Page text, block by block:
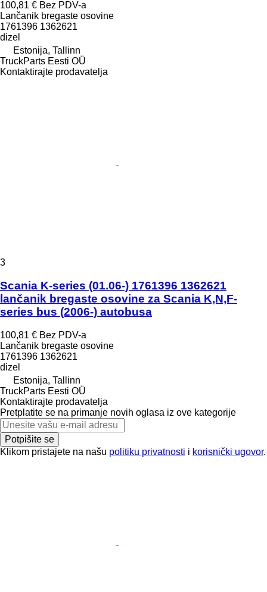
100,81 € Bez PDV-a
Lančanik bregaste osovine
1761396 1362621
dizel
Estonija, Tallinn
TruckParts Eesti OÜ
Kontaktirajte prodavatelja
3
Scania K-series (01.06-) 1761396 1362621
lančanik bregaste osovine za Scania K,N,F-
series bus (2006-) autobusa
100,81 € Bez PDV-a
Lančanik bregaste osovine
1761396 1362621
dizel
Estonija, Tallinn
TruckParts Eesti OÜ
Kontaktirajte prodavatelja
Pretplatite se na primanje novih oglasa iz ove kategorije
Potpišite se
Klikom pristajete na našu politiku privatnosti i korisnički ugovor.